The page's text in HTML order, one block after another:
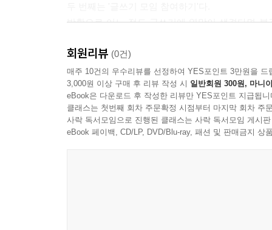
방황으로 어느 정도 글쓰기에 열망이 생겼다면
있다. 전문가 글쓰기 선생님의 피드백 또한 글쓰
세 번째는 '공적인 글쓰기'다.
작가가 된다는 말은 자신의 글을 공적인 공간에
머물렀지만 한 걸음 나아가지 못해서 늘 그 자리
해나가는지 작가의 이야기를 들어보자.
회원리뷰 (0건)
매주 10건의 우수리뷰를 선정하여 YES포인트 3만원을 드
3,000원 이상 구매 후 리뷰 작성 시 일반회원 300원, 마니
eBook은 다운로드 후 작성한 리뷰만 YES포인트 지급됩니
클래스는 첫번째 회차 주문확정 시점부터 마지막 회차 주
사락 독서모임으로 진행된 클래스는 사락 독서모임 게시
eBook 페이백, CD/LP, DVD/Blu-ray, 패션 및 판매금지 상